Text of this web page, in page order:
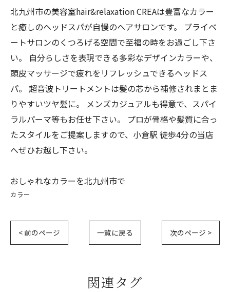
北九州市の美容室hair&relaxation CREAは豊富なカラー
と癒しのヘッドスパが自慢のヘアサロンです。 プライベ
ートサロンのくつろげる空間で至福の時をお過ごし下さ
い。 自分らしさを表現できる多彩なデザインカラーや、
頭皮マッサージで疲れをリフレッシュできるヘッドス
パ。 超音波トリートメントは髪の芯から補修されまとま
りやすいツヤ髪に。 メンズカジュアルも得意で、スパイ
ラルパーマ等もお任せ下さい。 プロが骨格や髪質に合っ
たスタイルをご提案しますので、小倉駅 徒歩4分の当店
へぜひお越し下さい。
おしゃれなカラーを北九州市で
カラー
< 前のページ 一覧に戻る 次のページ >
関連タグ